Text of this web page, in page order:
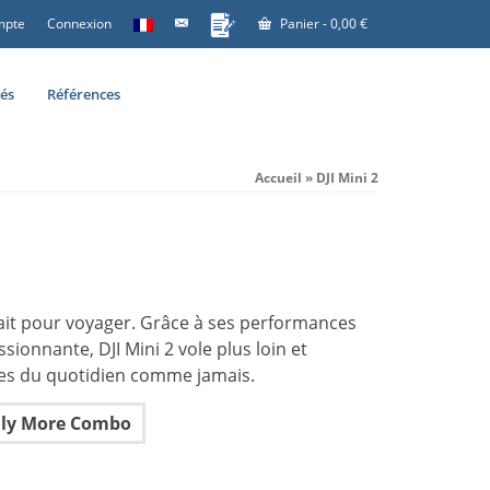
Connexion Panier-0,00€
Références
Accueil » DJI Mini 2
pour voyager. Grâce à ses performances
DJI Mini 2 vole plus loin et
du quotidien comme jamais.
More Combo